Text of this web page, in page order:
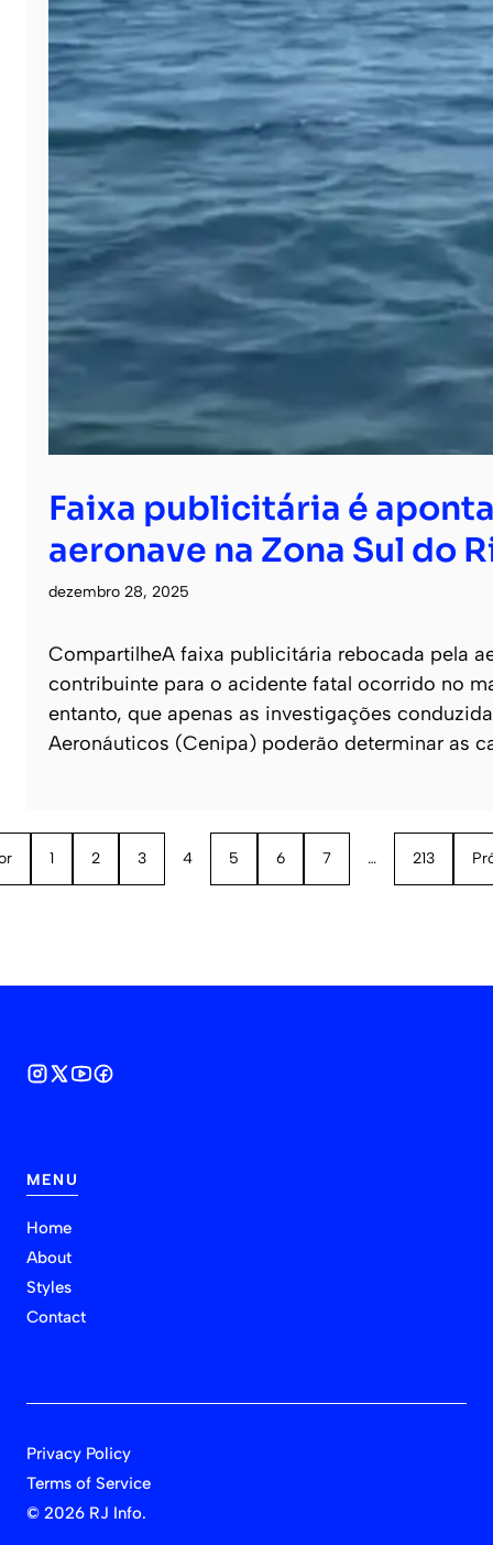
Faixa publicitária é
aeronave na Zona Sul do
dezembro 28, 2025
CompartilheA faixa publicitária rebocada pela
contribuinte para o acidente fatal ocorrido no
entanto, que apenas as investigações
Aeronáuticos (Cenipa) poderão determinar as
1 2 3 4 5 6 7 … 213
MENU
Home
About
Styles
Contact
© 2026 RJ Info.
Privacy Policy
Terms of Service